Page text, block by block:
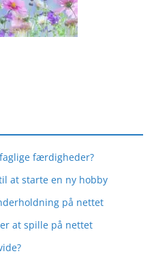
færdigheder?
at starte en ny hobby
på nettet
at spille på nettet